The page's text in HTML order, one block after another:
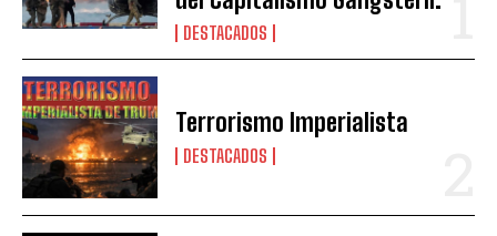
DESTACADOS
Terrorismo Imperialista
DESTACADOS